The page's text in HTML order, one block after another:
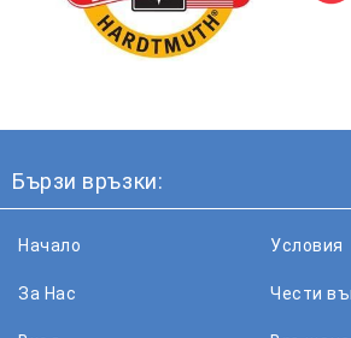
Бързи връзки:
Начало
За Нас
Условия
Чести